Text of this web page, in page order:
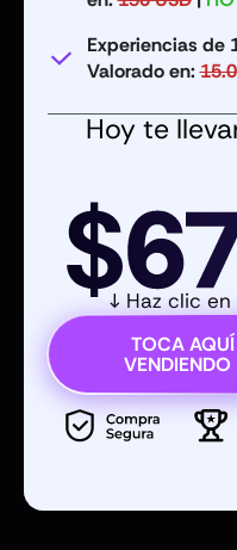
Experiencias de
Valorado en:
Hoy te
↓ Haz clic
TOCA
VENDIENDO